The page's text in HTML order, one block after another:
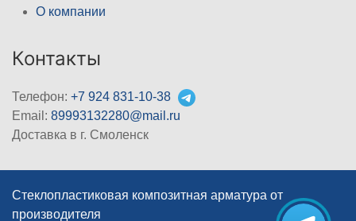
О компании
Контакты
Телефон: +7 924 831-10-38
Email: 89993132280@mail.ru
Доставка в г. Смоленск
Стеклопластиковая композитная арматура от
производителя